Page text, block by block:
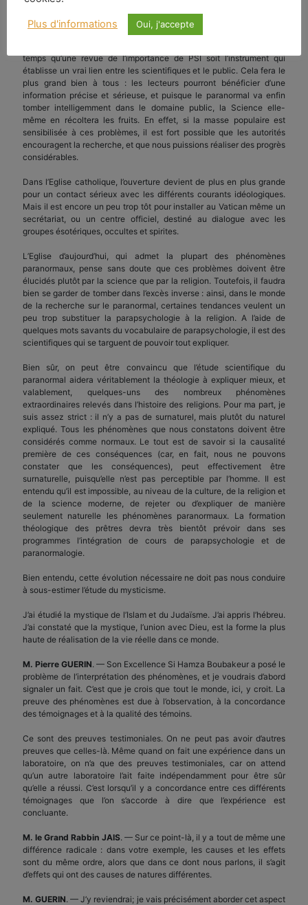
Aujourd’hui il est temps d’informer le grand public sur toutes les
temps qu’une revue de l’importance de PSI soit l’instrument qui
établisse un vrai lien entre les scientifiques et le public. Cela fera le
plus grand bien à tous : les lecteurs pourront bénéficier d’une
information précise et sérieuse, et puisque le paranormal va enfin
tomber intelligemment dans le domaine public, la Science elle-
même en récoltera les fruits. En effet, si la masse populaire est
sensibilisée à ces problèmes, il est fort possible que les autorités
encouragent la recherche, et que nous puissions réaliser des progrès
considérables.
Dans l’Eglise catholique, l’ouverture devient de plus en plus grande
pour un contact sérieux avec les différents courants idéologiques.
Mais il est encore un peu trop tôt pour installer au Vatican même un
secrétariat, ou un centre officiel, destiné au dialogue avec les
groupes ésotériques, occultes et spirites.
L’Eglise d’aujourd’hui, qui admet la plupart des phénomènes
paranormaux, pense sans doute que ces problèmes doivent être
élucidés plutôt par la science que par la religion. Toutefois, il faudra
bien se garder de tomber dans l’excès inverse : ainsi, dans le monde
de la recherche sur le paranormal, certaines tendances veulent un
peu trop substituer la parapsychologie à la religion. A l’aide de
quelques mots savants du vocabulaire de parapsychologie, il est des
scientifiques qui se targuent de pouvoir tout expliquer.
Bien sûr, on peut être convaincu que l’étude scientifique du
paranormal aidera véritablement la théologie à expliquer mieux, et
valablement, quelques-uns des nombreux phénomènes
extraordinaires relevés dans l’histoire des religions. Pour ma part, je
suis assez strict : il n’y a pas de surnaturel, mais plutôt du naturel
expliqué. Tous les phénomènes que nous constatons doivent être
considérés comme normaux. Le tout est de savoir si la causalité
première de ces conséquences (car, en fait, nous ne pouvons
constater que les conséquences), peut effectivement être
surnaturelle, puisqu’elle n’est pas perceptible par l’homme. Il est
entendu qu’il est impossible, au niveau de la culture, de la religion et
de la science moderne, de rejeter ou d’expliquer de manière
seulement naturelle les phénomènes paranormaux. La formation
théologique des prêtres devra très bientôt prévoir dans ses
programmes l’intégration de cours de parapsychologie et de
paranormalogie.
Bien entendu, cette évolution nécessaire ne doit pas nous conduire
à sous-estimer l’étude du mysticisme.
J’ai étudié la mystique de l’Islam et du Judaïsme. J’ai appris l’hébreu.
J’ai constaté que la mystique, l’union avec Dieu, est la forme la plus
haute de réalisation de la vie réelle dans ce monde.
M. Pierre GUERIN. — Son Excellence Si Hamza Boubakeur a posé le
problème de l’interprétation des phénomènes, et je voudrais d’abord
signaler un fait. C’est que je crois que tout le monde, ici, y croit. La
preuve des phénomènes est due à l’observation, à la concordance
des témoignages et à la qualité des témoins.
Ce sont des preuves testimoniales. On ne peut pas avoir d’autres
preuves que celles-là. Même quand on fait une expérience dans un
laboratoire, on n’a que des preuves testimoniales, car on attend
qu’un autre laboratoire l’ait faite indépendamment pour être sûr
qu’elle a réussi. C’est lorsqu’il y a concordance entre ces différents
témoignages que l’on s’accorde à dire que l’expérience est
concluante.
M. le Grand Rabbin JAIS. — Sur ce point-là, il y a tout de même une
différence radicale : dans votre exemple, les causes et les effets
sont du même ordre, alors que dans ce dont nous parlons, il s’agit
d’effets qui ont des causes de natures différentes.
M. GUERIN. — J’y reviendrai; je vais précisément aborder cet aspect
Plus d'informations Oui, j'accepte